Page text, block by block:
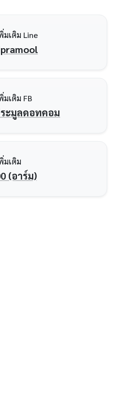
เติม Line
เติม FB
ะมูลดอทคอม
มเติม
(อาร์ม)